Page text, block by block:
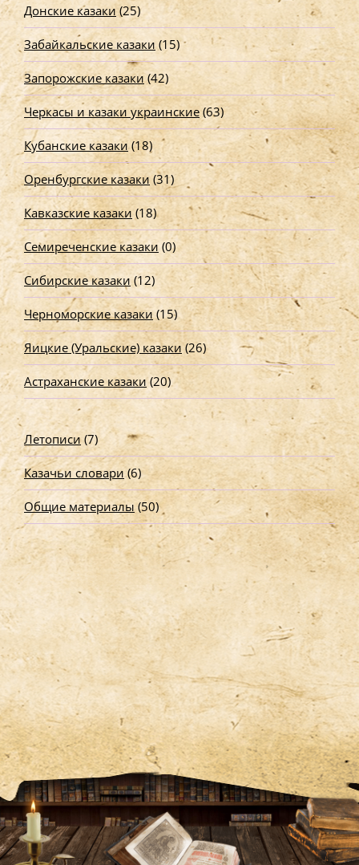
Донские казаки (25)
Забайкальские казаки (15)
Запорожские казаки(42)
Черкасы и казаки украинские (63)
Кубанские казаки(18)
Оренбургские казаки (31)
Кавказские казаки (18)
Семиреченские казаки (0)
Сибирские казаки(12)
Черноморские казаки(15)
Яицкие (Уральские) казаки(26)
Астраханские казаки(20)
Летописи(7)
Казачьи словари(6)
Общие материалы (50)